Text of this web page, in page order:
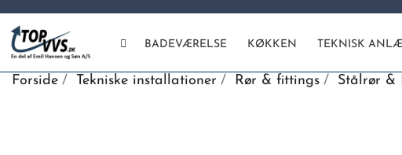
BADEVÆRELSE KØKKEN TEKNISK
Forside Tekniske installationer Rør & fittings Stålrør &